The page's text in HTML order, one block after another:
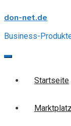
to
don-net.de
Business-
Startseite
Marktplatz